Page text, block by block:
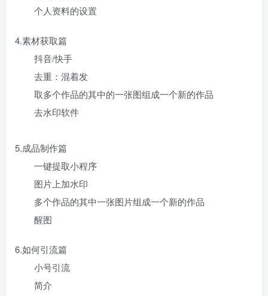
个人资料的设置
4.素材获取篇
抖音/快手
去重：混着发
取多个作品的其中的一张图组成一个新的作品
去水印软件
5.成品制作篇
一键提取小程序
图片上加水印
多个作品的其中一张图片组成一个新的作品
醒图
6.如何引流篇
小号引流
简介